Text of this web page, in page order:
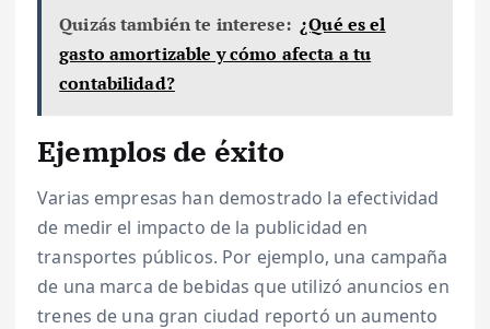
Quizás también te interese: ¿Qué es el
gasto amortizable y cómo afecta a tu
contabilidad?
Ejemplos de éxito
Varias empresas han demostrado la efectividad
de medir el impacto de la publicidad en
transportes públicos. Por ejemplo, una campaña
de una marca de bebidas que utilizó anuncios en
trenes de una gran ciudad reportó un aumento